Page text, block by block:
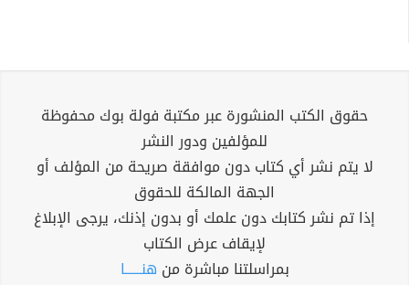
حقوق الكتب المنشورة عبر مكتبة فولة بوك محفوظة
للمؤلفين ودور النشر
لا يتم نشر أي كتاب دون موافقة صريحة من المؤلف أو
الجهة المالكة للحقوق
إذا تم نشر كتابك دون علمك أو بدون إذنك، يرجى الإبلاغ
لإيقاف عرض الكتاب
بمراسلتنا مباشرة من هنــــــا